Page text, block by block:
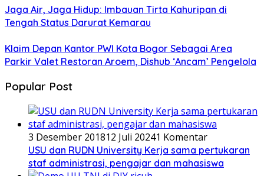
Jaga Air, Jaga Hidup: Imbauan Tirta Kahuripan di
Tengah Status Darurat Kemarau
Klaim Depan Kantor PWI Kota Bogor Sebagai Area
Parkir Valet Restoran Aroem, Dishub ‘Ancam’ Pengelola
Popular Post
3 Desember 201812 Juli 20241 Komentar
USU dan RUDN University Kerja sama pertukaran
staf administrasi, pengajar dan mahasiswa